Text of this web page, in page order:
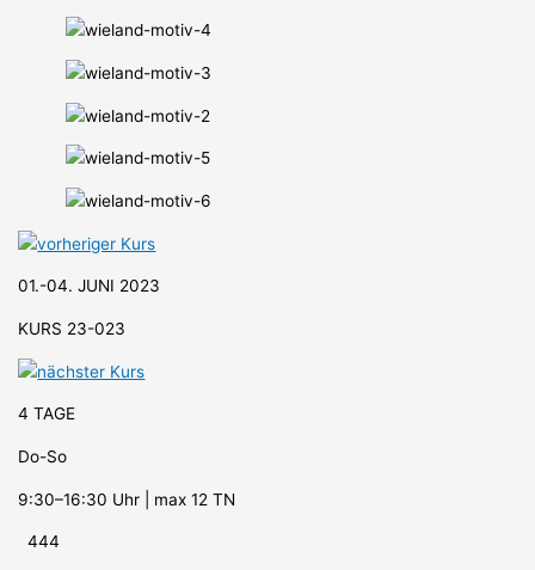
01.-04. JUNI 2023
KURS 23-023
4 TAGE
Do-So
9:30–16:30 Uhr | max 12 TN
444